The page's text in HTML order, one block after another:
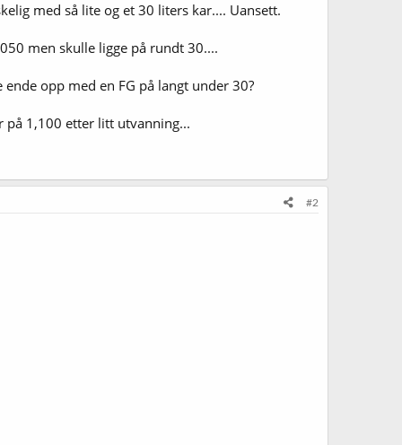
med så lite og et 30 liters kar.... Uansett.
men skulle ligge på rundt 30....
opp med en FG på langt under 30?
på 1,100 etter litt utvanning...
#2